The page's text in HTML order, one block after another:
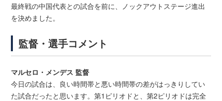
最終戦の中国代表との試合を前に、ノックアウトステージ進出
を決めました。
監督・選手コメント
マルセロ・メンデス 監督
今日の試合は、良い時間帯と悪い時間帯の差がはっきりしてい
た試合だったと思います。第1ピリオドと、第2ピリオドは完全